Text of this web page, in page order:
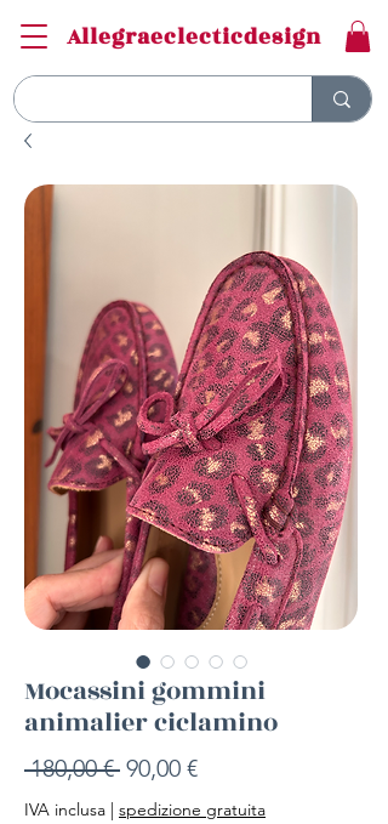
Allegraeclecticdesign
Mocassini gommini
animalier ciclamino
180,00 € Prezzo
regolare
90,00 €Prezzo
scontato
IVA inclusa | spedizione gratuita